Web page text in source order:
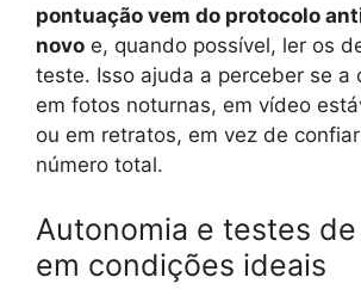
pontuação vem do protocolo
novo e, quando possível, ler os
teste. Isso ajuda a perceber se a
em fotos noturnas, em vídeo
ou em retratos, em vez de
número total.
Autonomia e testes
em condições ideais